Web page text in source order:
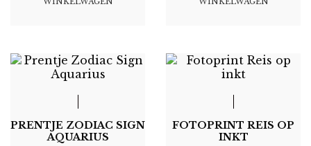
PRENTJE ZODIAC SIGN
AQUARIUS
FOTOPRINT REIS OP
INKT